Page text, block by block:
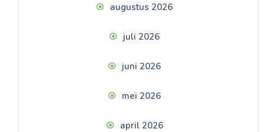
augustus 2026
juli 2026
juni 2026
mei 2026
april 2026